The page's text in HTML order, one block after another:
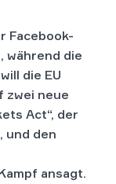
Facebook-
während die
die EU
zwei neue
Act“, der
und den
ansagt.